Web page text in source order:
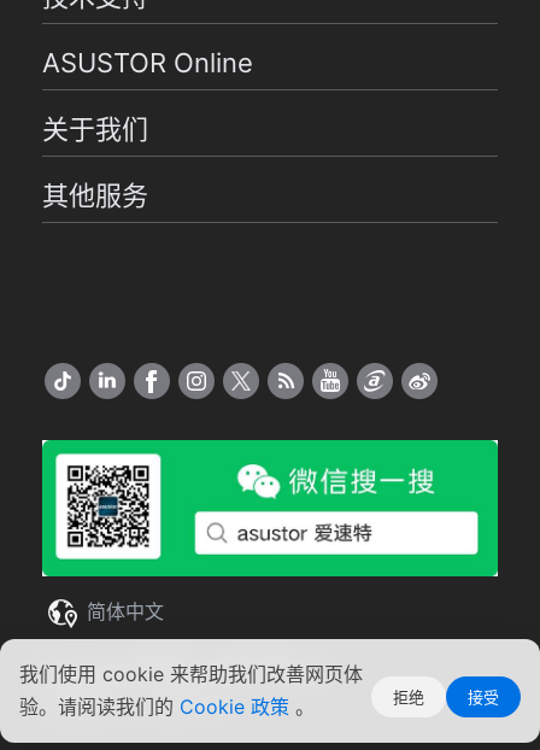
我们使用 cookie 来帮助我们改善网页体
验。请阅读我们的 Cookie 政策 。 拒绝 接受
ASUSTOR Online
关于我们
其他服务
简体中文
Copyright ©2026 ASUSTOR Inc.
使用条款 | 隐私声明